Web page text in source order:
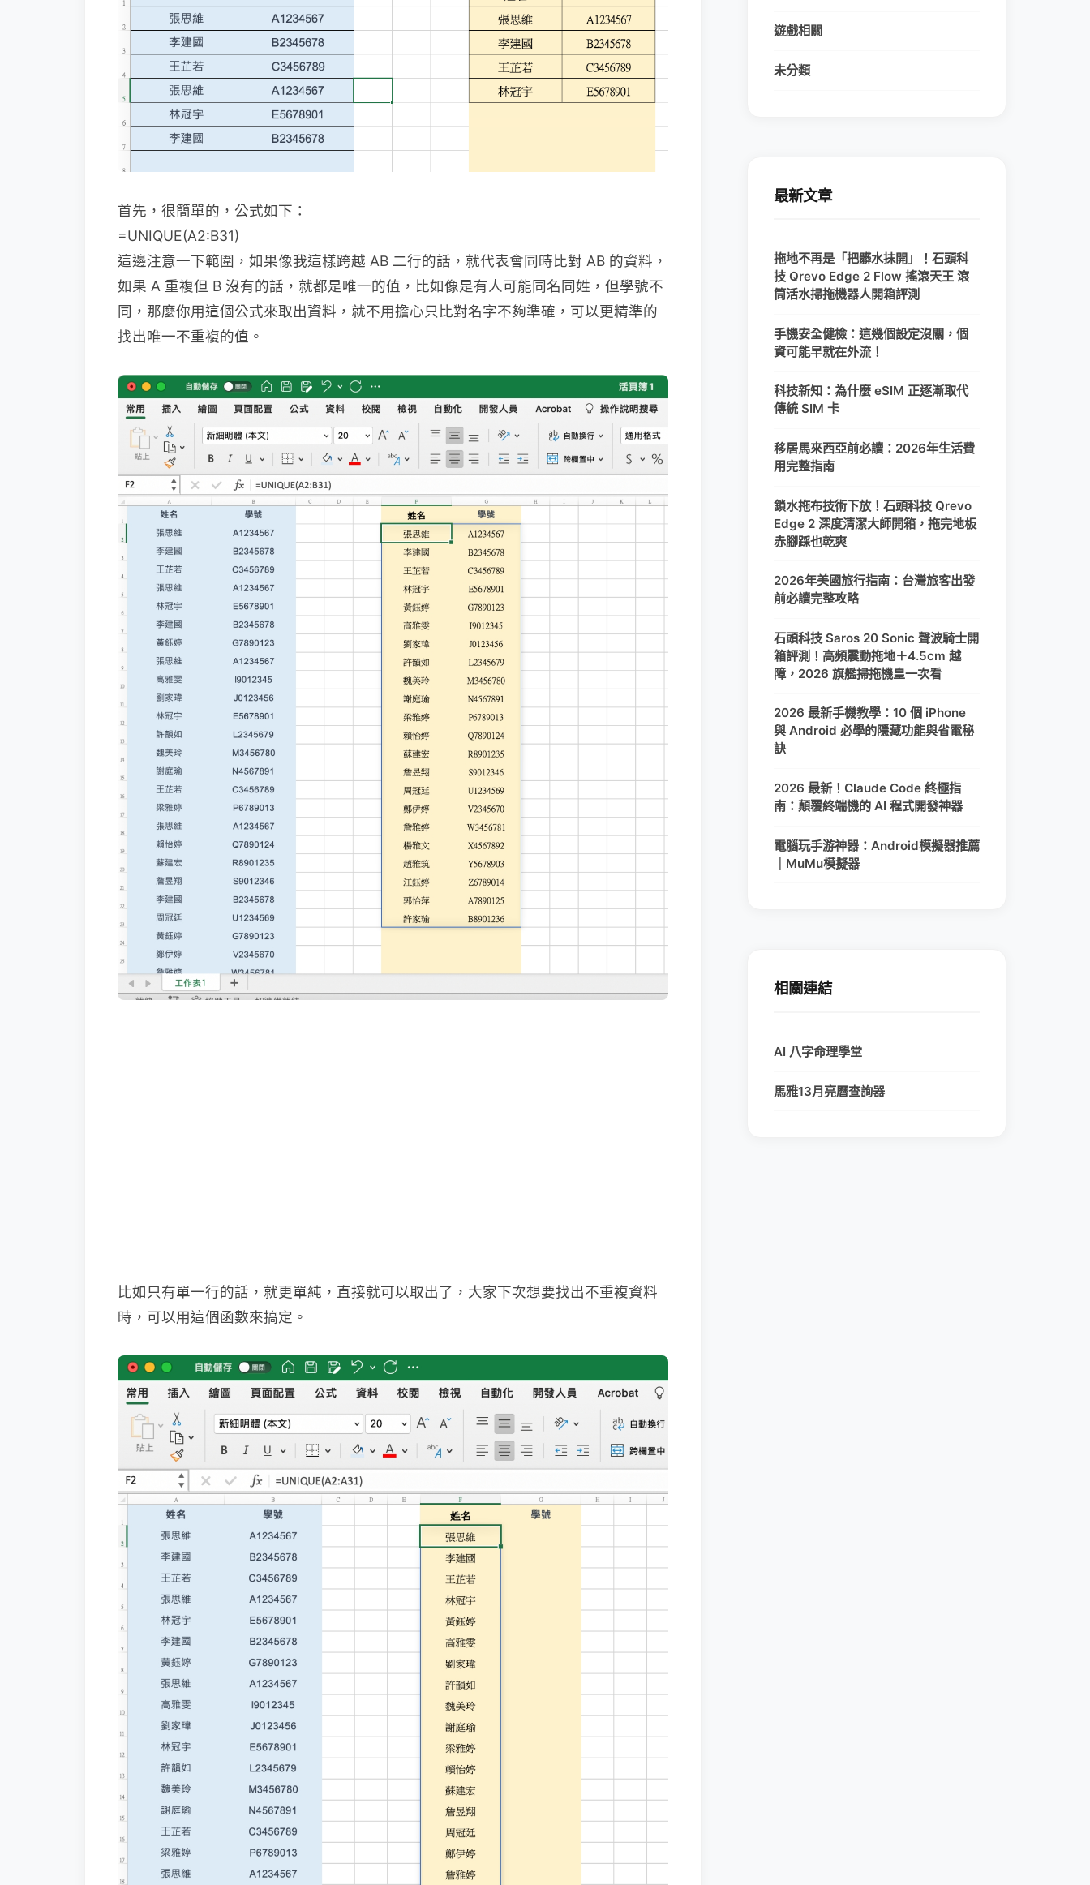
首先，很簡單的，公式如下：
=UNIQUE(A2:B31)
這邊注意一下範圍，如果像我這樣跨越 AB 二行的話，就代表會同時比對 AB 的資料，
如果 A 重複但 B 沒有的話，就都是唯一的值，比如像是有人可能同名同姓，但學號不
同，那麼你用這個公式來取出資料，就不用擔心只比對名字不夠準確，可以更精準的
找出唯一不重複的值。
比如只有單一行的話，就更單純，直接就可以取出了，大家下次想要找出不重複資料
時，可以用這個函數來搞定。
遊戲相關
未分類
最新文章
拖地不再是「把髒水抹開」！石頭科
技 Qrevo Edge 2 Flow 搖滾天王 滾
筒活水掃拖機器人開箱評測
手機安全健檢：這幾個設定沒關，個
資可能早就在外流！
科技新知：為什麼 eSIM 正逐漸取代
傳統 SIM 卡
移居馬來西亞前必讀：2026年生活費
用完整指南
鎖水拖布技術下放！石頭科技 Qrevo
Edge 2 深度清潔大師開箱，拖完地板
赤腳踩也乾爽
2026年美國旅行指南：台灣旅客出發
前必讀完整攻略
石頭科技 Saros 20 Sonic 聲波騎士開
箱評測！高頻震動拖地＋4.5cm 越
障，2026 旗艦掃拖機皇一次看
2026 最新手機教學：10 個 iPhone
與 Android 必學的隱藏功能與省電秘
訣
2026 最新！Claude Code 終極指
南：顛覆終端機的 AI 程式開發神器
電腦玩手游神器：Android模擬器推薦
｜MuMu模擬器
相關連結
AI 八字命理學堂
馬雅13月亮曆查詢器